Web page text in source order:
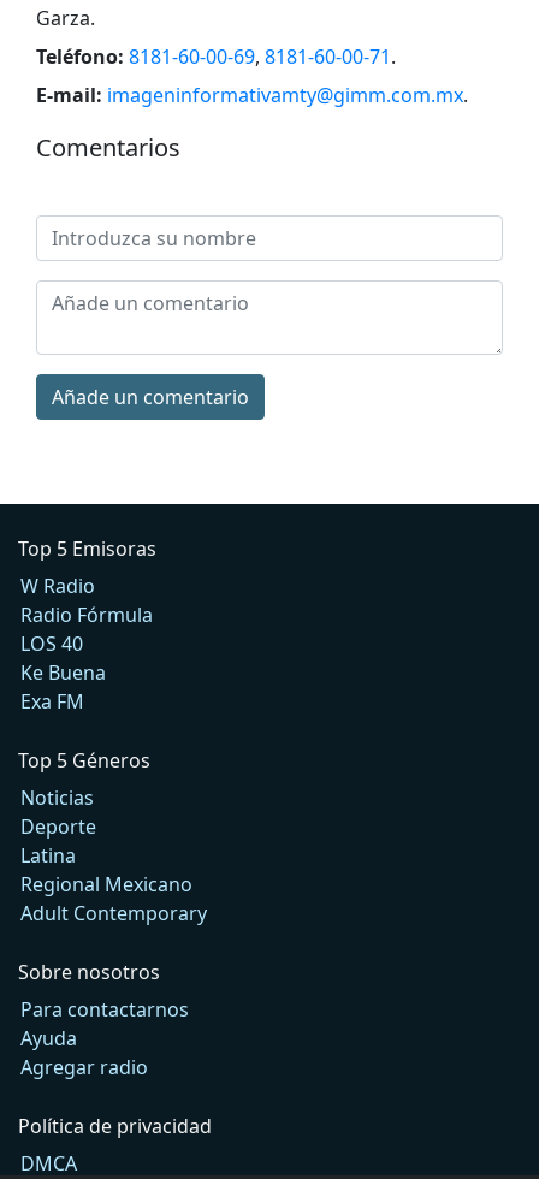
Garza.
Teléfono: 8181-60-00-69, 8181-60-00-71.
E-mail: imageninformativamty@gimm.com.mx.
Comentarios
Añade un comentario
Top 5 Emisoras
W Radio
Radio Fórmula
LOS 40
Ke Buena
Exa FM
Top 5 Géneros
Noticias
Deporte
Latina
Regional Mexicano
Adult Contemporary
Sobre nosotros
Para contactarnos
Ayuda
Agregar radio
Política de privacidad
DMCA